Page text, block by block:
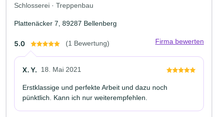
Schlosserei · Treppenbau
Plattenäcker 7, 89287 Bellenberg
5.0 (1 Bewertung) Firma bewerten
X. Y. 18. Mai 2021
Erstklassige und perfekte Arbeit und dazu noch
pünktlich. Kann ich nur weiterempfehlen.